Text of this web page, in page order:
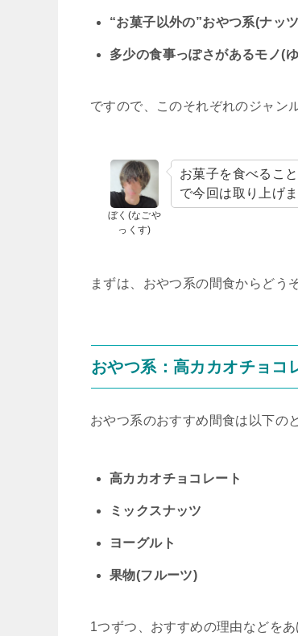
“お菓子以外の”おやつ系(ナッ
多少の食事っぽさがあるモノ(
ですので、このそれぞれのジャン
ぼく(なごや
っくす)
お菓子を食べるこ
で今回は取り上げ
まずは、おやつ系の間食からどうぞ
おやつ系：高カカオチョコ
おやつ系のおすすめ間食は以下の
高カカオチョコレート
ミックスナッツ
ヨーグルト
果物(フルーツ)
1つずつ、おすすめの理由などをあ